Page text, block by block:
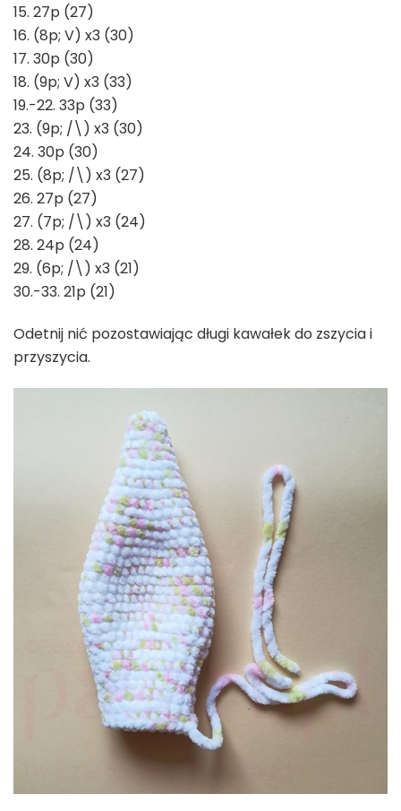
15. 27p (27)
16. (8p; V) x3 (30)
17. 30p (30)
18. (9p; V) x3 (33)
19.-22. 33p (33)
23. (9p; /\) x3 (30)
24. 30p (30)
25. (8p; /\) x3 (27)
26. 27p (27)
27. (7p; /\) x3 (24)
28. 24p (24)
29. (6p; /\) x3 (21)
30.-33. 21p (21)
Odetnij nić pozostawiając długi kawałek do zszycia i
przyszycia.